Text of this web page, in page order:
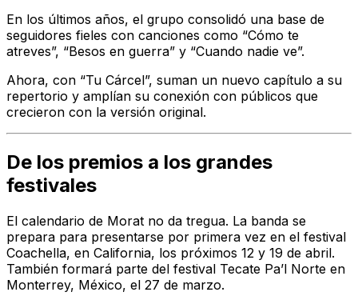
En los últimos años, el grupo consolidó una base de
seguidores fieles con canciones como “Cómo te
atreves”, “Besos en guerra” y “Cuando nadie ve”.
Ahora, con “Tu Cárcel”, suman un nuevo capítulo a su
repertorio y amplían su conexión con públicos que
crecieron con la versión original.
De los premios a los grandes
festivales
El calendario de Morat no da tregua. La banda se
prepara para presentarse por primera vez en el festival
Coachella, en California, los próximos 12 y 19 de abril.
También formará parte del festival Tecate Pa’l Norte en
Monterrey, México, el 27 de marzo.